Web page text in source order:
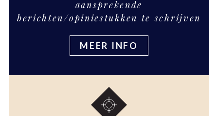
aansprekende
berichten/opiniestukken te schrijven
MEER INFO